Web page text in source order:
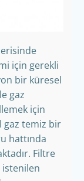
için gerekli
bir küresel
gaz
için
gaz temiz bir
hattında
Filtre
istenilen